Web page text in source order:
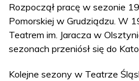
Rozpoczął pracę w sezonie
Pomorskiej w Grudziądzu. W
Teatrem im. Jaracza w
sezonach przeniósł się do
Kolejne sezony w Teatrze